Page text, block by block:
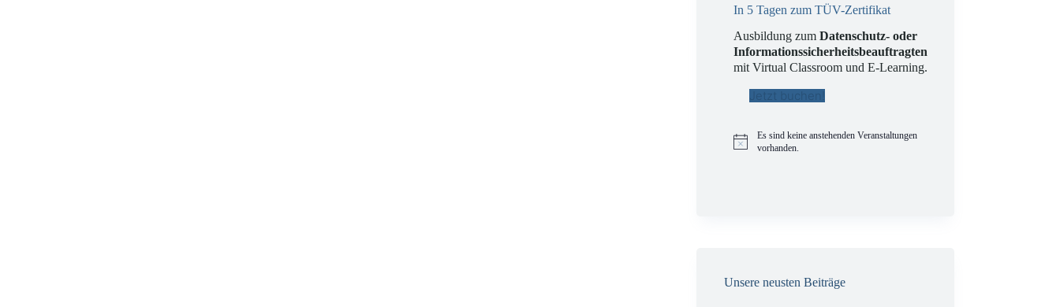
In 5 Tagen zum TÜV-Zertifikat
Ausbildung zumDatenschutz- oder
Informationssicherheitsbeauftragten
mit Virtual Classroom und E-Learning.
Jetzt buchen!
H
Es sind keine anstehenden Veranstaltungen
vorhanden.
Unsere neusten Beiträge